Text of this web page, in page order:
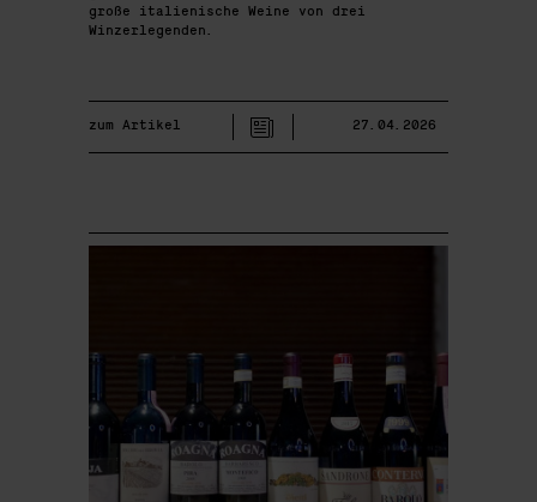
große italienische Weine von drei
Winzerlegenden.
zum Artikel 27.04.2026